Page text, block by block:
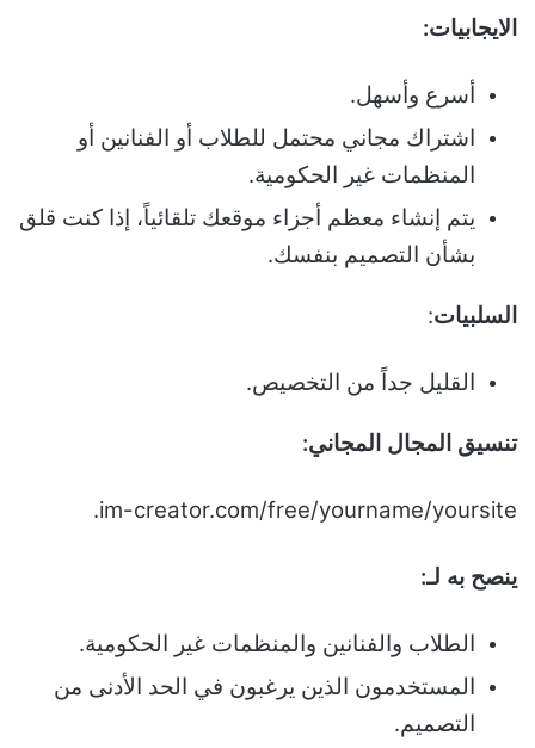
الايجابيات:
أسرع وأسهل.
اشتراك مجاني محتمل للطلاب أو الفنانين أو
المنظمات غير الحكومية.
يتم إنشاء معظم أجزاء موقعك تلقائياً، إذا كنت قلق
بشأن التصميم بنفسك.
السلبيات:
القليل جداً من التخصيص.
تنسيق المجال المجاني:
im-creator.com/free/yourname/yoursite.
ينصح به لـ:
الطلاب والفنانين والمنظمات غير الحكومية.
المستخدمون الذين يرغبون في الحد الأدنى من
التصميم.